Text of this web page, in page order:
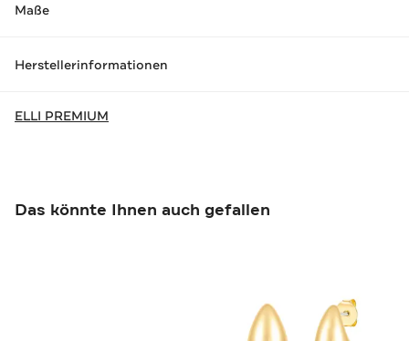
Maße
Herstellerinformationen
ELLI PREMIUM
Das könnte Ihnen auch gefallen